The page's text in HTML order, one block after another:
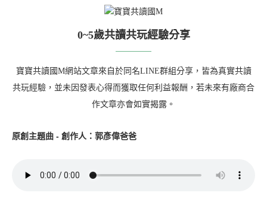
0~5歲共讀共玩經驗分享
寶寶共讀國M網站文章來自於同名LINE群組分享，皆為真實共讀
共玩經驗，並未因發表心得而獲取任何利益報酬，若未來有廠商合
作文章亦會如實揭露。
原創主題曲 - 創作人：郭彥偉爸爸